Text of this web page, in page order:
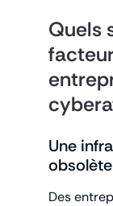
Quels
Une
obsolète
Des